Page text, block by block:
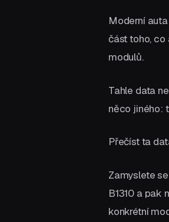
Moderní
část toho, co
modulů.
Tahle data
něco jiného:
Přečíst ta
Zamyslete
B1310 a pak
konkrétní